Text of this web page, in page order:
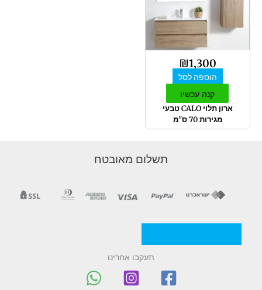
₪1,300
הוספה לסל
קנה עכשיו
ארון תלוי CALO טבעי
מגירות 70 ס"מ
תשלום מאובטח
תעקבו אחרינו